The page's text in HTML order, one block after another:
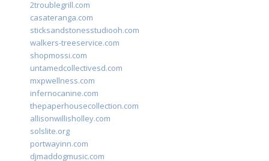
2troublegrill.com
casateranga.com
sticksandstonesstudiooh.com
walkers-treeservice.com
shopmossi.com
untamedcollectivesd.com
mxpwellness.com
infernocanine.com
thepaperhousecollection.com
allisonwillisholley.com
solslite.org
portwayinn.com
djmaddogmusic.com